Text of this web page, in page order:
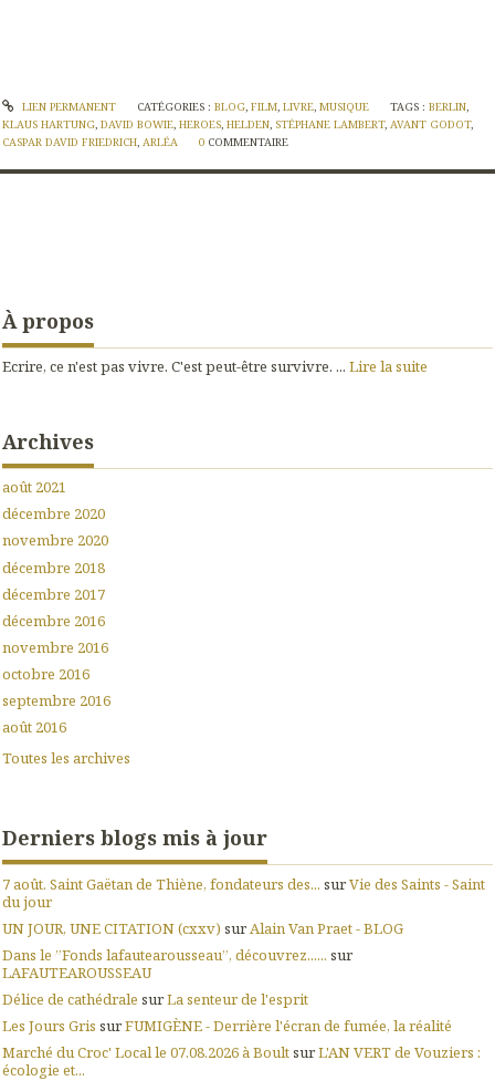
LIEN PERMANENT CATÉGORIES : BLOG, FILM, LIVRE, MUSIQUE TAGS :BERLIN,
KLAUS HARTUNG, DAVID BOWIE, HEROES, HELDEN, STÉPHANE LAMBERT, AVANT GODOT,
CASPAR DAVID FRIEDRICH, ARLÉA 0 COMMENTAIRE
À propos
Ecrire, ce n'est pas vivre. C'est peut-être survivre. ... Lire la suite
Archives
août 2021
décembre 2020
novembre 2020
décembre 2018
décembre 2017
décembre 2016
novembre 2016
octobre 2016
septembre 2016
août 2016
Toutes les archives
Derniers blogs mis à jour
7 août. Saint Gaëtan de Thiène, fondateurs des... surVie des Saints - Saint
du jour
UN JOUR, UNE CITATION (cxxv) surAlain Van Praet - BLOG
Dans le ”Fonds lafautearousseau”, découvrez...... sur
LAFAUTEAROUSSEAU
Délice de cathédrale surLa senteur de l'esprit
Les Jours Gris surFUMIGÈNE - Derrière l'écran de fumée, la réalité
Marché du Croc' Local le 07.08.2026 à BoultsurL'AN VERT de Vouziers :
écologie et...